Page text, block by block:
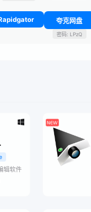
夸克网盘
密码: LPzQ
辑软件